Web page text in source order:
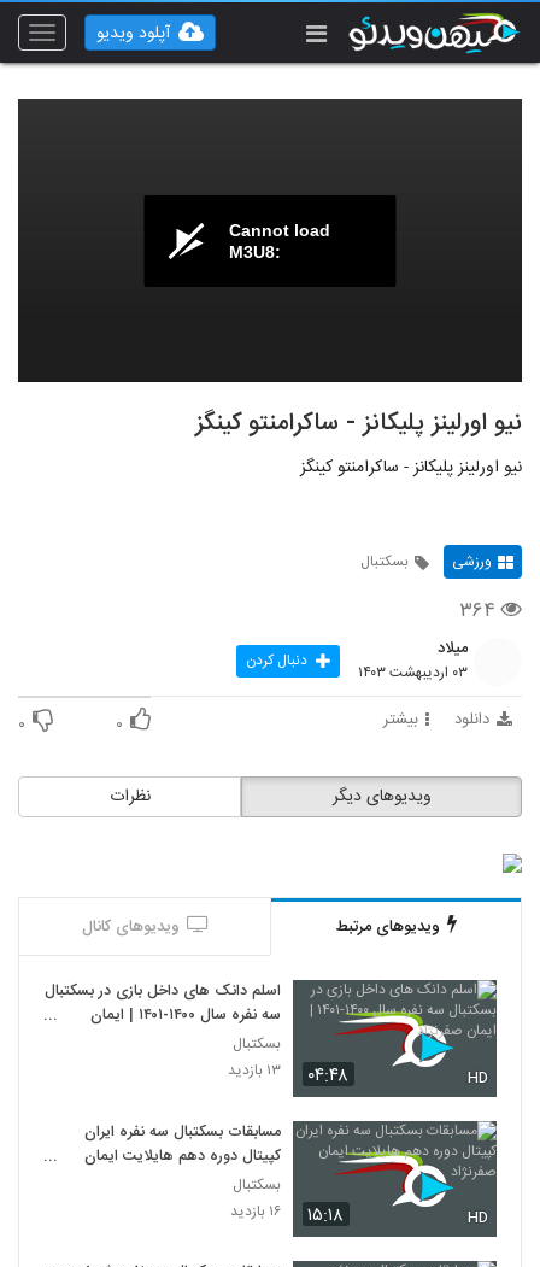
Toggle
آپلود ویدیو
Cannot load
M3U8:
نیو اورلینز پلیکانز - ساکرامنتو کینگز
نیو اورلینز پلیکانز - ساکرامنتو کینگز
ورزشی بسکتبال
۳۶۴
میلاد
۰۳ اردیبهشت ۱۴۰۳ دنبال کردن
دانلود بیشتر ۰ ۰
نظرات ویدیوهای دیگر
ویدیوهای مرتبط ویدیوهای کانال
۰۴:۴۸ HD
اسلم دانک های داخل بازی در بسکتبال
سه نفره سال ۱۴۰۰-۱۴۰۱ | ایمان
صفرنژاد
بسکتبال
۱۳ بازدید
۱۵:۱۸ HD
مسابقات بسکتبال سه نفره ایران
کپیتال دوره دهم هایلایت ایمان
صفرنژاد
بسکتبال
۱۶ بازدید